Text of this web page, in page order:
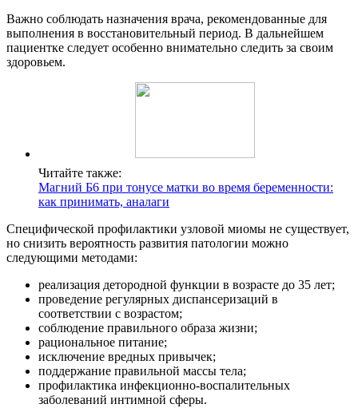
Важно соблюдать назначения врача, рекомендованные для
выполнения в восстановительный период. В дальнейшем
пациентке следует особенно внимательно следить за своим
здоровьем.
Читайте также:
Магний Б6 при тонусе матки во время беременности:
как принимать, аналаги
Специфической профилактики узловой миомы не существует,
но снизить вероятность развития патологии можно
следующими методами:
реализация детородной функции в возрасте до 35 лет;
проведение регулярных диспансеризаций в
соответствии с возрастом;
соблюдение правильного образа жизни;
рациональное питание;
исключение вредных привычек;
поддержание правильной массы тела;
профилактика инфекционно-воспалительных
заболеваний интимной сферы.